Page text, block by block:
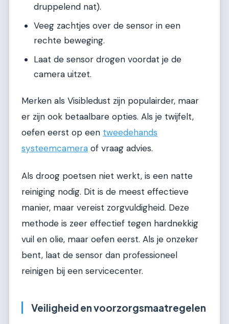
druppelend nat).
Veeg zachtjes over de sensor in een
rechte beweging.
Laat de sensor drogen voordat je de
camera uitzet.
Merken als Visibledust zijn populairder, maar
er zijn ook betaalbare opties. Als je twijfelt,
oefen eerst op een tweedehands
systeemcamera of vraag advies.
Als droog poetsen niet werkt, is een natte
reiniging nodig. Dit is de meest effectieve
manier, maar vereist zorgvuldigheid. Deze
methode is zeer effectief tegen hardnekkig
vuil en olie, maar oefen eerst. Als je onzeker
bent, laat de sensor dan professioneel
reinigen bij een servicecenter.
Veiligheid en voorzorgsmaatregelen